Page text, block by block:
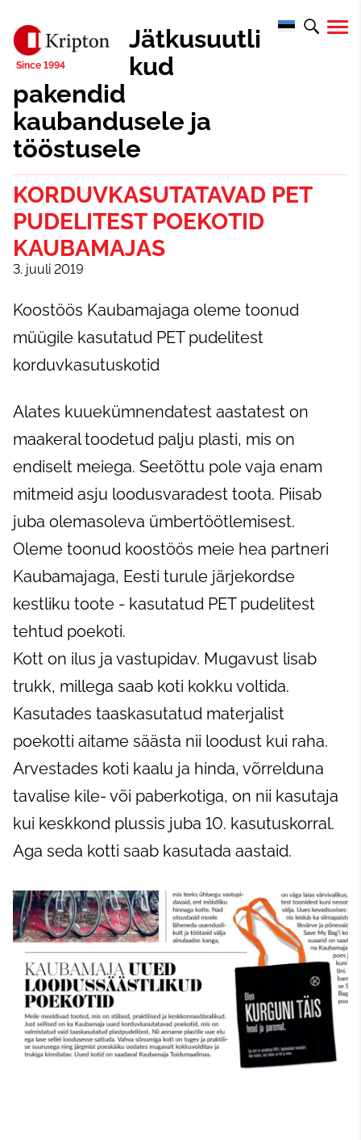
Jätkusuutli
kud
pakendid
kaubandusele ja
tööstusele
KORDUVKASUTATAVAD PET
PUDELITEST POEKOTID
KAUBAMAJAS
3. juuli 2019
Koostöös Kaubamajaga oleme toonud
müügile kasutatud PET pudelitest
korduvkasutuskotid
Alates kuuekümnendatest aastatest on
maakeral toodetud palju plasti, mis on
endiselt meiega. Seetõttu pole vaja enam
mitmeid asju loodusvaradest toota. Piisab
juba olemasoleva ümbertöötlemisest.
Oleme toonud koostöös meie hea partneri
Kaubamajaga, Eesti turule järjekordse
kestliku toote - kasutatud PET pudelitest
tehtud poekoti.
Kott on ilus ja vastupidav. Mugavust lisab
trukk, millega saab koti kokku voltida.
Kasutades taaskasutatud materjalist
poekotti aitame säästa nii loodust kui raha.
Arvestades koti kaalu ja hinda, võrrelduna
tavalise kile- või paberkotiga, on nii kasutaja
kui keskkond plussis juba 10. kasutuskorral.
Aga seda kotti saab kasutada aastaid.